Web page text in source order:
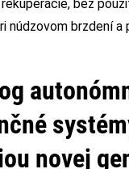
bez
núdzovom brzdení
novej